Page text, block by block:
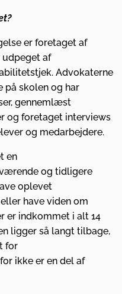
er foretaget af
udpeget af
Advokaterne
på skolen og har
gennemlæst
og foretaget interviews
og medarbejdere.
en
og tidligere
oplevet
have viden om
er indkommet i alt 14
ligger så langt tilbage,
for
ikke er en del af